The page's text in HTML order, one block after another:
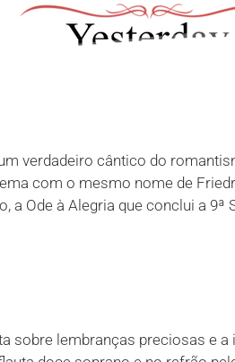
verdadeiro cântico do
com o mesmo nome de
Ode à Alegria que conclui a
sobre lembranças preciosas